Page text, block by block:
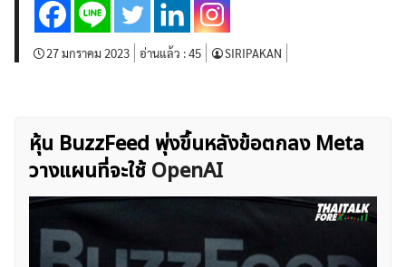
สินค้าโภคภัณฑ์
โบรกเกอร์ FX
โปรโมชั่น Forex
กองทุน Forex
ฟรี EA
27 มกราคม 2023 อ่านแล้ว :45 SIRIPAKAN
หุ้น BuzzFeed พุ่งขึ้นหลังข้อตกลง Meta
วางแผนที่จะใช้ OpenAI